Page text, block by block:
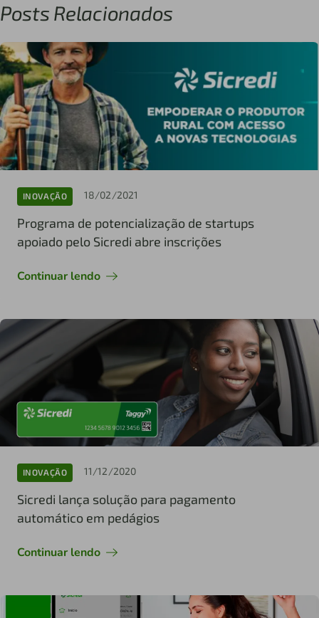
Posts Relacionados
INOVAÇÃO 18/02/2021
Programa de potencialização de startups
apoiado pelo Sicredi abre inscrições
Continuar lendo
INOVAÇÃO 11/12/2020
Sicredi lança solução para pagamento
automático em pedágios
Continuar lendo